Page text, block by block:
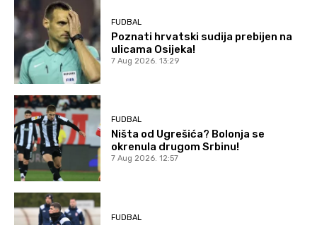
FUDBAL
Poznati hrvatski sudija prebijen na
ulicama Osijeka!
7 Aug 2026. 13:29
FUDBAL
Ništa od Ugrešića? Bolonja se
okrenula drugom Srbinu!
7 Aug 2026. 12:57
FUDBAL